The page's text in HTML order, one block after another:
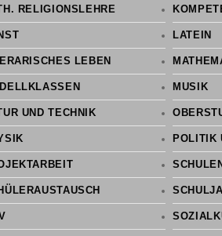
RELIGIONSLEHRE
LATEIN
LEBEN
MUSIK
UND TECHNIK
POLITIK